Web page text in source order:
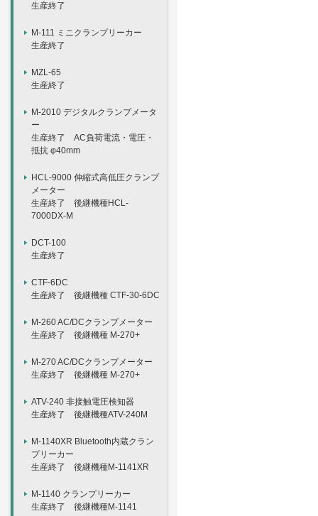
生産終了
M-111 ミニクランプリーカー
生産終了
MZL-65
生産終了
M-2010 デジタルクランプメータ
ー
生産終了 AC負荷電流・電圧・
抵抗 φ40mm
HCL-9000 伸縮式高低圧クランプ
メーター
生産終了 後継機種HCL-
7000DX-M
DCT-100
生産終了
CTF-6DC
生産終了 後継機種 CTF-30-6DC
M-260 AC/DCクランプメーター
生産終了 後継機種 M-270+
M-270 AC/DCクランプメーター
生産終了 後継機種 M-270+
ATV-240 非接触電圧検知器
生産終了 後継機種ATV-240M
M-1140XR Bluetooth内蔵クラン
プリーカー
生産終了 後継機種M-1141XR
M-1140 クランプリーカー
生産終了 後継機種M-1141